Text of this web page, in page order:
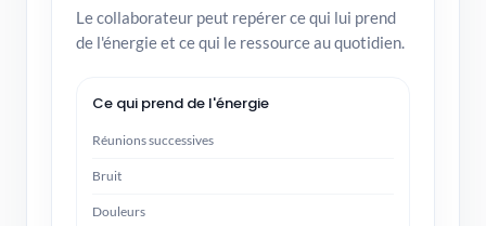
Le collaborateur peut repérer ce qui lui prend
de l'énergie et ce qui le ressource au quotidien.
Ce qui prend de l'énergie
Réunions successives
Bruit
Douleurs